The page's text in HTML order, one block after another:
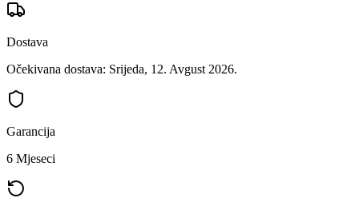
Dostava
Očekivana dostava: Srijeda, 12. Avgust 2026.
Garancija
6 Mjeseci